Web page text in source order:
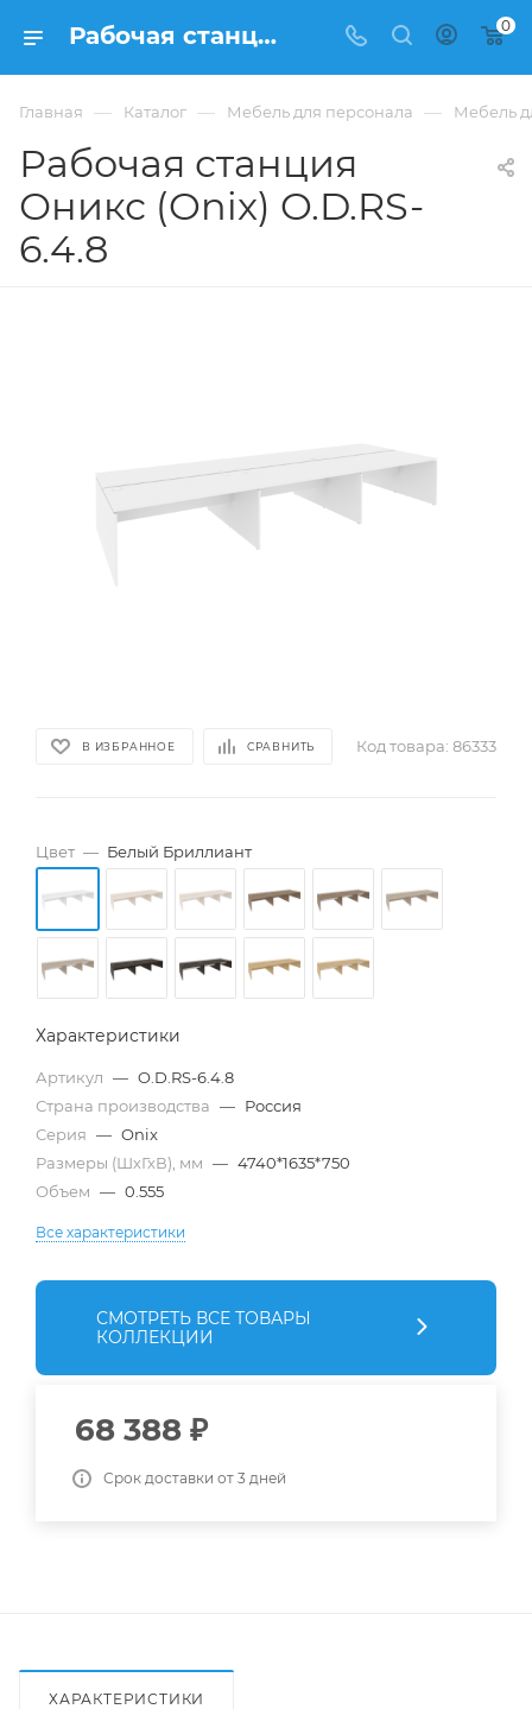
Рабочая станция Оникс (Onix) O.D.RS-6.4.8 из ЛДСП купить в Москве, цена 68 388 ₽ - интернет-магазин ФРАНКОМ 0
Главная — Каталог — Мебель для персонала — Мебель
Рабочая станция
Оникс (Onix) O.D.RS-
6.4.8
В ИЗБРАННОЕ СРАВНИТЬ Код товара: 86333
Цвет — Белый Бриллиант
Характеристики
Артикул — O.D.RS-6.4.8
Страна производства — Россия
Серия — Onix
Размеры (ШхГхВ), мм — 4740*1635*750
Объем — 0.555
Все характеристики
СМОТРЕТЬ ВСЕ ТОВАРЫ
КОЛЛЕКЦИИ
68 388 ₽
Срок доставки от 3 дней
ХАРАКТЕРИСТИКИ